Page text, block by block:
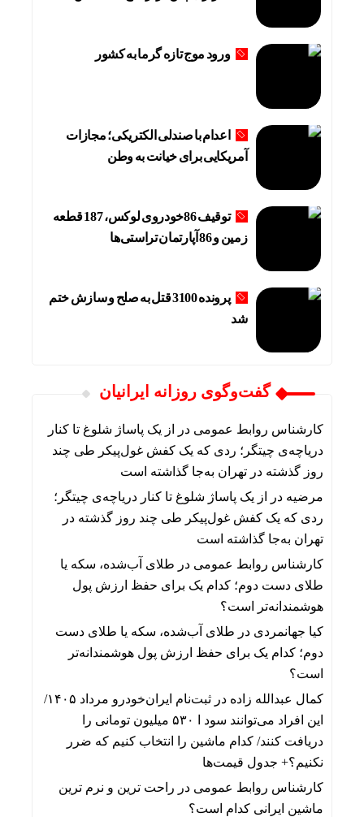
ورود موج تازه گرما به کشور
اعدام با صندلی الکتریکی؛ مجازات
آمریکایی برای خیانت به وطن
توقیف 86خودروی لوکس، 187 قطعه
زمین و 86 آپارتمان تراستی‌ها
پرونده 3100 قتل به صلح و سازش ختم
شد
گفت‌وگوی روزانه ایرانیان
کارشناس روابط عمومی در
از یک پاساژ شلوغ تا کنار
دریاچه‌ی چیتگر؛ ردی که یک کفش غول‌پیکر طی چند
روز گذشته در تهران به‌جا گذاشته است
مرضیه در
از یک پاساژ شلوغ تا کنار دریاچه‌ی چیتگر؛
ردی که یک کفش غول‌پیکر طی چند روز گذشته در
تهران به‌جا گذاشته است
کارشناس روابط عمومی در طلای آب‌شده، سکه یا
طلای دست دوم؛ کدام یک برای حفظ ارزش پول
هوشمندانه‌تر است؟
کیا جهانمردی در طلای آب‌شده، سکه یا طلای دست
دوم؛ کدام یک برای حفظ ارزش پول هوشمندانه‌تر
است؟
کمال عبدالله زاده در
ثبت‌نام ایران‌خودرو مرداد ۱۴۰۵/
این افراد می‌توانند سود ا ۵۳۰ میلیون تومانی را
دریافت کنند/ کدام ماشین را انتخاب کنیم که ضرر
نکنیم؟+ جدول قیمت‌ها
کارشناس روابط عمومی در راحت ترین و نرم ترین
ماشین ایرانی کدام است؟